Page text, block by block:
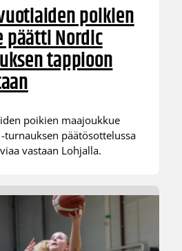
poikien
Nordic
tappioon
poikien maajoukkue
turnauksen päätösottelussa
vastaan Lohjalla.